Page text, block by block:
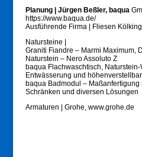
Planung | Jürgen Beßler, baqua
https://www.baqua.de/
Ausführende Firma | Fliesen
Natursteine |
Graniti Fiandre – Marmi Maximum,
Naturstein – Nero Assoluto Z
baqua Flachwaschtisch,
Entwässerung und
baqua Badmodul –
Schränken und diversen Lösungen
Armaturen | Grohe, www.grohe.de